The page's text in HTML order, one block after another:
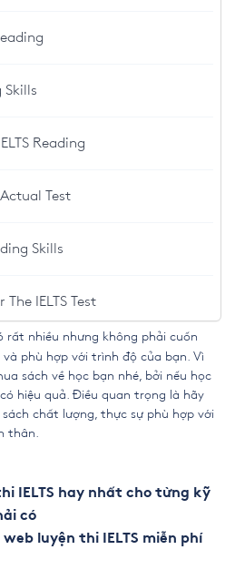
Skills
Reading
Actual Test
Skills
IELTS Test
rất nhiều nhưng không phải cuốn
phù hợp với trình độ của bạn. Vì
sách về học bạn nhé, bởi nếu học
hiệu quả. Điều quan trọng là hãy
chất lượng, thực sự phù hợp với
thân.
IELTS hay nhất cho từng kỹ
có
luyện thi IELTS miễn phí